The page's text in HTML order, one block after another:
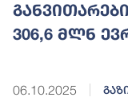
306,6 მლნ
06.10.2025